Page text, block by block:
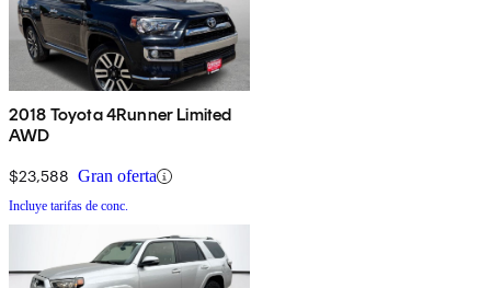
2018 Toyota 4Runner Limited
AWD
$23,588 Gran oferta
Incluye tarifas de conc.